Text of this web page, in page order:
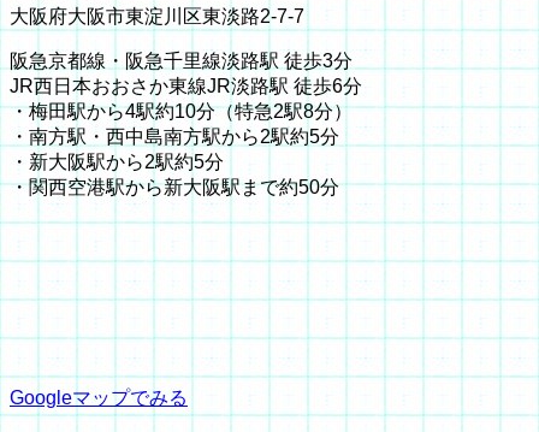
大阪府大阪市東淀川区東淡路2-7-7
阪急京都線・阪急千里線淡路駅 徒歩3分
JR西日本おおさか東線JR淡路駅 徒歩6分
・梅田駅から4駅約10分（特急2駅8分）
・南方駅・西中島南方駅から2駅約5分
・新大阪駅から2駅約5分
・関西空港駅から新大阪駅まで約50分
Googleマップでみる